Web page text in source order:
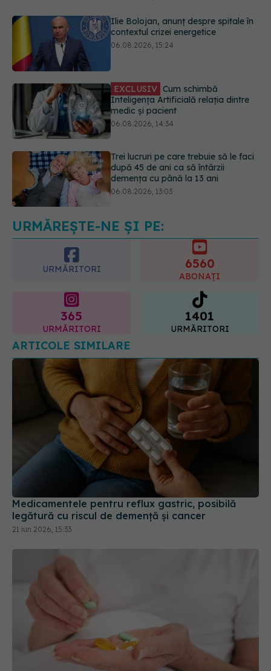
EXCLUSIV Cum schimbă
06.08.2026, 14:34
Trei lucruri pe care trebuie să le faci
după 45 de ani ca să întârzii
06.08.2026, 13:03
Colebil și Panzcebil, blocate
temporar în farmacii. ANMDMR
06.08.2026, 16:37
URMĂREȘTE-NE ȘI PE:
URMĂRITORI 6560
ABONAȚI
365
URMĂRITORI
1401
URMĂRITORI
ARTICOLE SIMILARE
Medicamentele pentru reflux gastric, posibilă
legătură cu riscul de demență și cancer
21 iun 2026, 15:33